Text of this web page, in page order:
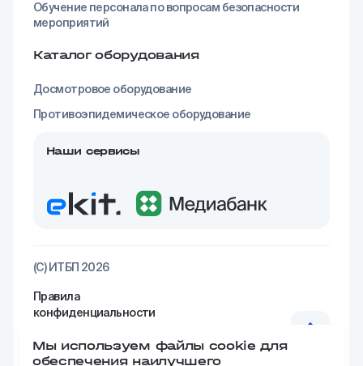
Обучение персонала по вопросам безопасности
мероприятий
Каталог оборудования
Досмотровое оборудование
Противоэпидемическое оборудование
Наши сервисы
(С) ИТБП 2026
Правила
конфиденциальности
Реквизиты
Мы используем файлы cookie для
обеспечения наилучшего